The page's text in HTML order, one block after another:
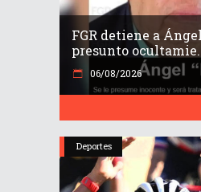
FGR detiene a
presunto
06/08/2026
Deportes